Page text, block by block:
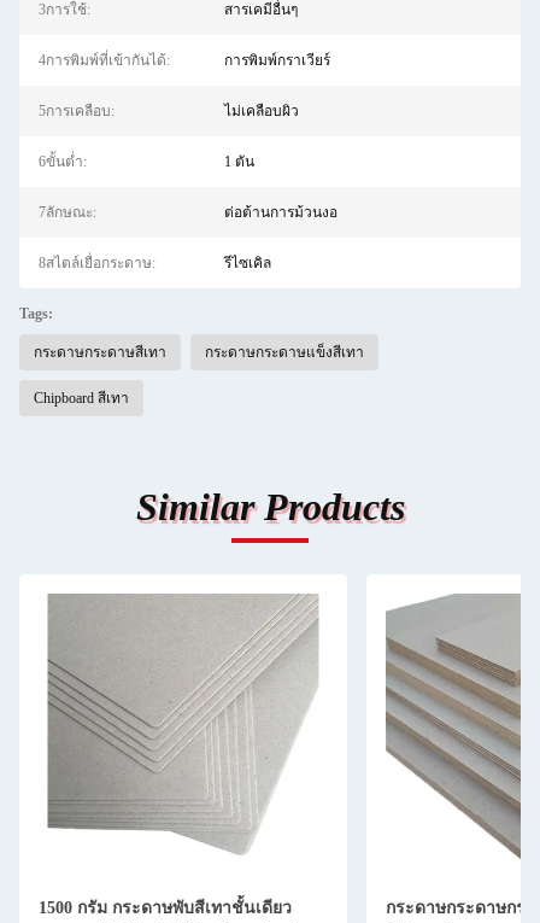
3การใช้: สารเคมีอื่นๆ
4การพิมพ์ที่เข้ากันได้: การพิมพ์กราเวียร์
5การเคลือบ: ไม่เคลือบผิว
6ขั้นต่ำ: 1 ตัน
7ลักษณะ: ต่อต้านการม้วนงอ
8สไตล์เยื่อกระดาษ: รีไซเคิล
Tags:
กระดาษกระดาษสีเทา กระดาษกระดาษแข็งสีเทา
Chipboard สีเทา
Similar Products
1500 กรัม กระดาษพับสีเทาชั้นเดียว
กระดาษกระดาษกรอ